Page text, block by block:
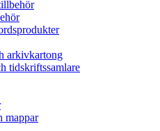
arkivkartong
tidskriftssamlare
mappar